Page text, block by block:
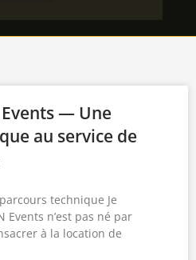
Events — Une
au service de
technique Je
Events n’est pas né par
à la location de